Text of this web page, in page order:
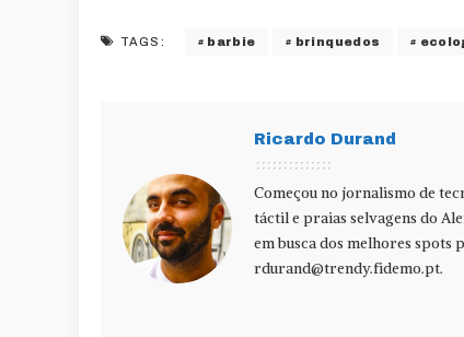
TAGS: barbie brinquedos
Ricardo Durand
Começou no jornalismo de
táctil e praias selvagens do
em busca dos melhores
rdurand@trendy.fidemo.pt.